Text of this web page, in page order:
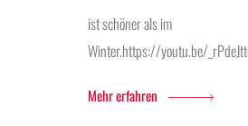
ist schöner als im
Winter.https://youtu.be/
Mehr erfahren